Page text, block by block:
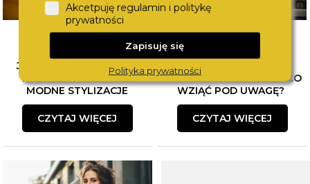
JAK ŁĄCZYĆ BIŻUTERIĘ?
POZNAJ SPOSOBY NA
MODNE STYLIZACJE
CZYTAJ WIĘCEJ
WYBÓR PIERWSZEGO
ZEGARKA DLA DZIECKA. CO
WZIĄĆ POD UWAGĘ?
CZYTAJ WIĘCEJ
Akcetpuję regulamin i politykę
prywatności
Zapisuję się
Polityka prywatności